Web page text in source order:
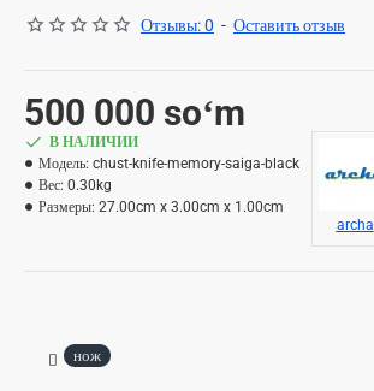
Отзывы: 0 - Оставить отзыв
500 000 soʻm
В НАЛИЧИИ
Модель: chust-knife-memory-saiga-black
Вес: 0.30kg
Размеры: 27.00cm x 3.00cm x 1.00cm
archa
нож